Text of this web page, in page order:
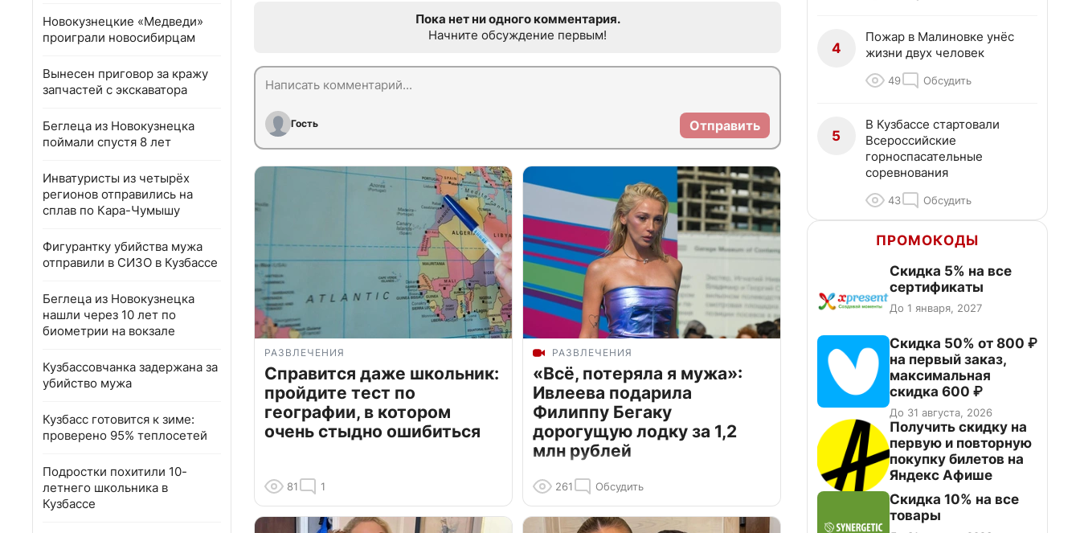
Новокузнецкие «Медведи»
проиграли новосибирцам
Вынесен приговор за кражу
запчастей с экскаватора
Беглеца из Новокузнецка
поймали спустя 8 лет
Инватуристы из четырёх
регионов отправились на
сплав по Кара-Чумышу
Фигурантку убийства мужа
отправили в СИЗО в Кузбассе
Беглеца из Новокузнецка
нашли через 10 лет по
биометрии на вокзале
Кузбассовчанка задержана за
убийство мужа
Кузбасс готовится к зиме:
проверено 95% теплосетей
Подростки похитили 10-
летнего школьника в
Кузбассе
Пока нет ни одного комментария.
Начните обсуждение первым!
Гость Отправить
РАЗВЛЕЧЕНИЯ
Справится даже школьник:
пройдите тест по
географии, в котором
очень стыдно ошибиться
81 1
РАЗВЛЕЧЕНИЯ
«Всё, потеряла я мужа»:
Ивлеева подарила
Филиппу Бегаку
дорогущую лодку за 1,2
млн рублей
261 Обсудить
4
Пожар в Малиновке унёс
жизни двух человек
49 Обсудить
5
В Кузбассе стартовали
Всероссийские
горноспасательные
соревнования
43 Обсудить
ПРОМОКОДЫ
Скидка 5% на все
сертификаты
До 1 января, 2027
Скидка 50% от 800 ₽
на первый заказ,
максимальная
скидка 600 ₽
До 31 августа, 2026
Получить скидку на
первую и повторную
покупку билетов на
Яндекс Афише
Скидка 10% на все
товары